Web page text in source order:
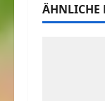
ÄHNLICHE